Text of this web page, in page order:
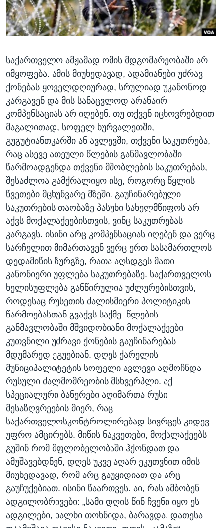
ᲡᲢᲣᲓᲘᲐ ᲕᲐᲨᲘᲜᲒᲢᲝᲜᲘ
ᲔᲙᲝᲜᲝᲛᲘᲙᲐ
ᲯᲐᲜᲛᲠᲗᲔᲚᲝᲑᲐ
ᲘᲜᲢᲔᲠᲕᲘᲣ
ᲙᲣᲚᲢᲣᲠᲐ
ᲒᲐᲚᲘᲚᲔᲝ
ᲓᲔᲖᲘᲜᲤᲝᲠᲛᲐᲪᲘᲐ
Learning English
ენები
საქართველო ამჟამად ომის მდგომარეობაში არ
იმყოფება. ამის მიუხედავად, ადამიანები უძრავ
ქონებას ყოველდღიურად, სრულიად უკანონოდ
კარგავენ და მის სანაცვლოდ არანაირ
კომპენსაციას არ იღებენ. თუ თქვენ იცხოვრებდით
მაგალითად, სოფელ ხურვალეთში,
გუგუტიანთკარში ან ავლევში, თქვენი საკუთრება,
რაც ასევე ათეული წლების განმავლობაში
წარმოადგენდა თქვენი მშობლების საკუთრებას,
შესაძლოა გამქრალიყო ისე, როგორც წყლის
წვეთები მცხუნვარე მზეში. გაუჩინარებული
საკუთრების თაობაზე პასუხი სახელმწიფოს არ
აქვს მოქალაქეებისთვის, ვინც საკუთრებას
კარგავს. ისინი არც კომპენსაციას იღებენ და ვერც
სარჩელით მიმართავენ ვერც ერთ სასამართლოს
დედამიწის ზურგზე, რათა აღსდგეს მათი
კანონიერი უფლება საკუთრებაზე. საქართველოს
ხელისუფლება განწირულია უძლურებისთვის,
როდესაც რუსეთის ძალისმიერი პოლიტიკის
წარმოებასთან გვაქვს საქმე. წლების
განმავლობაში მშვიდობიანი მოქალაქეები
კუთვნილი უძრავი ქონების გაუჩინარებას
მდუმარედ ეგუებიან. დღეს ქარელის
მუნიციპალიტეტის სოფელი ავლევი აღმოჩნდა
რუსული ძალმომრეობის მსხვერპლი. აქ
სპეციალური ბანერები აღიმართა რუსი
მესაზღვრეების მიერ, რაც
საქართველოსკონტროლირებად სივრცეს კიდევ
უფრო ამცირებს. მიწის ნაკვეთები, მოქალაქეებს
გუშინ რომ მფლობელობაში ჰქონდათ და
ამუშავებდნენ, დღეს უკვე აღარ ეკუთვნით იმის
მიუხედავად, რომ არც გაუყიდიათ და არც
გაუჩუქებიათ. ისინი წაართვეს. აი, რას ამბობენ
ადგილობრივები: „სამი დღის წინ ჩვენი იყო ეს
ადგილები, ხალხი თოხნიდა, ბარავდა, დათესა